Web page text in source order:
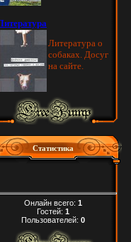
Статистика
Онлайн всего: 1
Гостей: 1
Пользователей: 0